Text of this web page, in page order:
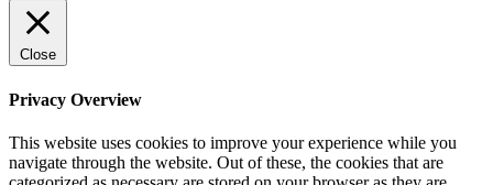
Close
Privacy Overview
This website uses cookies to improve your experience while you
navigate through the website. Out of these, the cookies that are